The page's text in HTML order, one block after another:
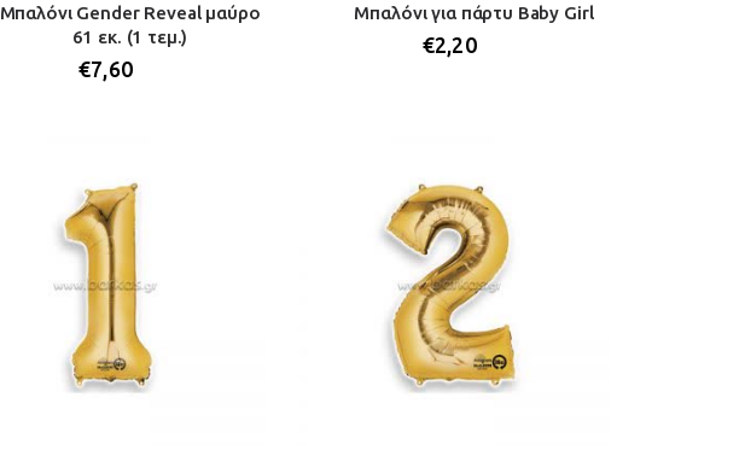
Μπαλόνι Gender Reveal μαύρο
61 εκ. (1 τεμ.)
€7,60
Μπαλόνι για πάρτυ Baby Girl
€2,20